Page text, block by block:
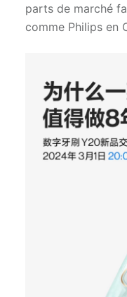
parts de marché
comme Philips en